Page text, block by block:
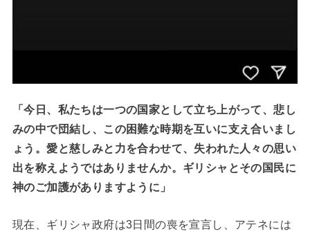
「今日、私たちは一つの国家として立ち上がって、悲し
みの中で団結し、この困難な時期を互いに支え合いまし
ょう。愛と慈しみと力を合わせて、失われた人々の思い
出を称えようではありませんか。ギリシャとその国民に
神のご加護がありますように」
現在、ギリシャ政府は3日間の喪を宣言し、アテネには